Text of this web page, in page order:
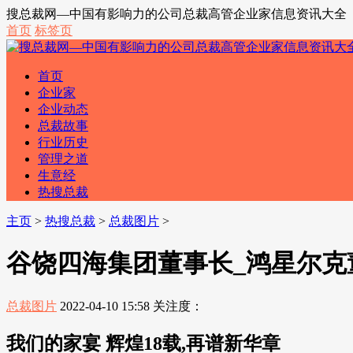
搜总裁网—中国有影响力的公司总裁高管企业家信息资讯大全
首页 标签页
首页
企业家
企业动态
总裁故事
行业历史
管理之道
生意经
热搜总裁
主页 > 热搜总裁 > 总裁图片 >
谷饶四海集团董事长_鸿星尔
总裁图片 2022-04-10 15:58 关注度：
我们的家宴 辉煌18载,再谱新华章